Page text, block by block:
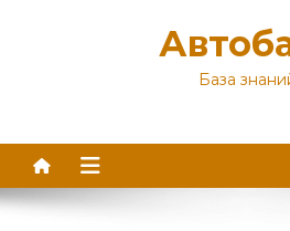
База